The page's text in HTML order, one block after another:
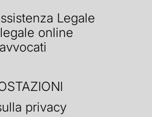
Legale
online
privacy